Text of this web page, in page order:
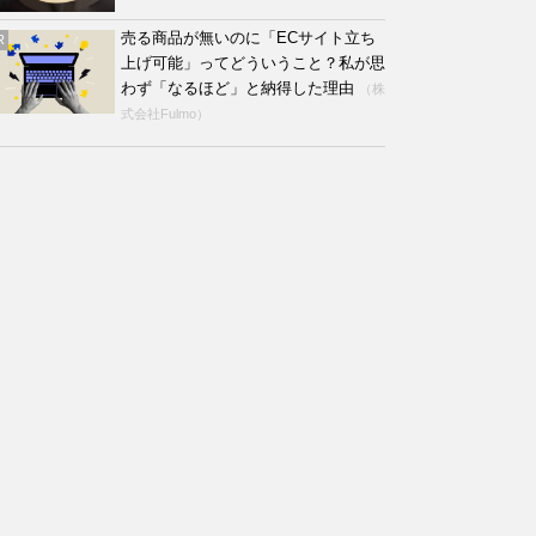
売る商品が無いのに「ECサイト立ち
上げ可能」ってどういうこと？私が思
わず「なるほど」と納得した理由
（株
式会社Fulmo）